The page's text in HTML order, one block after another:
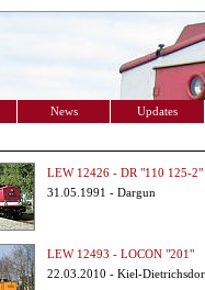
News Updates
LEW 12426 - DR "110 125-2"
31.05.1991 - Dargun
LEW 12493 - LOCON "201"
22.03.2010 - Kiel-